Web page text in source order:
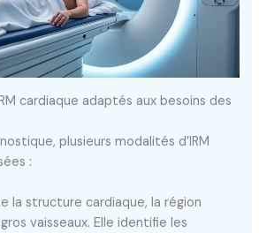
cardiaque adaptés aux besoins des
plusieurs modalités d’IRM
:
la structure cardiaque, la région
vaisseaux. Elle identifie les